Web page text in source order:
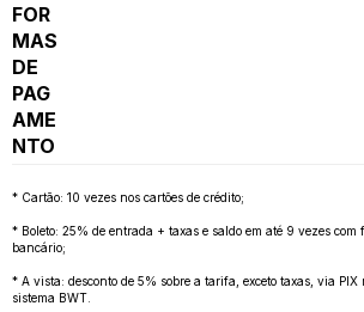
FOR
MAS
DE
PAG
AME
NTO
* Cartão: 10 vezes nos cartões de crédito;
* Boleto: 25% de entrada + taxas e saldo em até 9 vezes
bancário;
* A vista: desconto de 5% sobre a tarifa, exceto taxas, via
sistema BWT.